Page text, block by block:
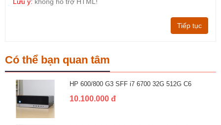
Tiếp tục
Có thể bạn quan tâm
HP 600/800 G3 SFF i7 6700 32G 512G C6
10.100.000 đ